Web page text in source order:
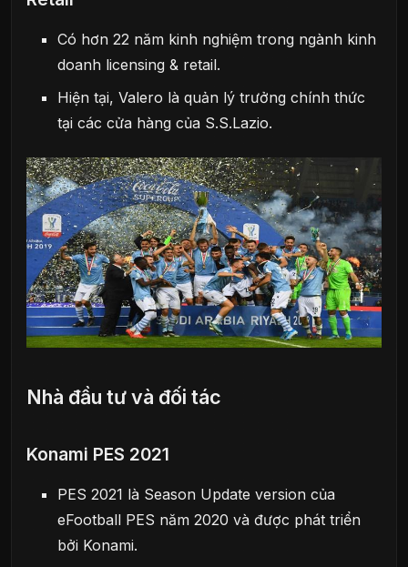
Có hơn 22 năm kinh nghiệm trong ngành kinh
doanh licensing & retail.
Hiện tại, Valero là quản lý trưởng chính thức
tại các cửa hàng của S.S.Lazio.
Nhà đầu tư và đối tác
Konami PES 2021
PES 2021 là Season Update version của
eFootball PES năm 2020 và được phát triển
bởi Konami.